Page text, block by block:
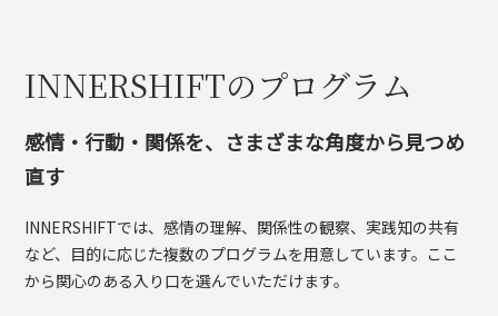
INNERSHIFTのプログラム
感情・行動・関係を、さまざまな角度から見つめ
直す
INNERSHIFTでは、感情の理解、関係性の観察、実践知の共有
など、目的に応じた複数のプログラムを用意しています。ここ
から関心のある入り口を選んでいただけます。